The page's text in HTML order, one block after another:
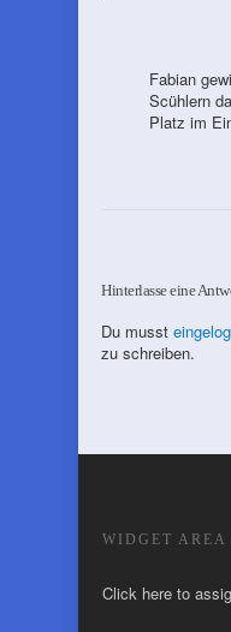
Fabian
Scühlern
Platz im
Hinterlasse eine
Du musst
zu schreiben.
WIDGET AREA
Click here to